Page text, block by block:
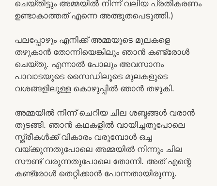
ചെയ്തിട്ടും അമ്മയിൽ നിന്ന് വലിയ പ്രതികരണം
ഉണ്ടാകാത്തത് എന്നെ അത്ഭുതപെടുത്തി.)
പലപ്പോഴും എനിക്ക് അമ്മയുടെ മുലകളെ
തഴുകാൻ തോന്നിയെങ്കിലും ഞാൻ കണ്ട്രോൾ
ചെയ്തു. എന്നാൽ പോലും അവസാനം
പാവാടയുടെ സൈഡിലൂടെ മുലകളുടെ
വശങ്ങളിലുള്ള കൊഴുപ്പിൽ ഞാൻ തഴുകി.
അമ്മയിൽ നിന്ന് ചെറിയ ചില ശബ്ദങ്ങൾ വരാൻ
തുടങ്ങി. ഞാൻ കഥകളിൽ വായിച്ചതുപോലെ
സ്ത്രീകൾക്ക് വികാരം വരുമ്പോൾ ഒച്ച
വയ്ക്കുന്നതുപോലെ അമ്മയിൽ നിന്നും ചില
സൗണ്ട് വരുന്നതുപോലെ തോന്നി. അത് എന്റെ
കണ്ട്രോൾ തെറ്റിക്കാൻ പോന്നതായിരുന്നു.